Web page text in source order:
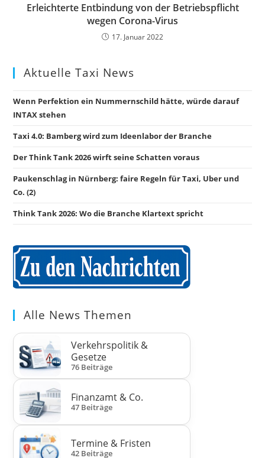
Erleichterte Entbindung von der Betriebspflicht
wegen Corona-Virus
17. Januar 2022
Aktuelle Taxi News
Wenn Perfektion ein Nummernschild hätte, würde darauf
INTAX stehen
Taxi 4.0: Bamberg wird zum Ideenlabor der Branche
Der Think Tank 2026 wirft seine Schatten voraus
Paukenschlag in Nürnberg: faire Regeln für Taxi, Uber und
Co. (2)
Think Tank 2026: Wo die Branche Klartext spricht
Alle News Themen
Verkehrspolitik &
Gesetze
76 Beiträge
Finanzamt & Co.
47 Beiträge
Termine & Fristen
42 Beiträge